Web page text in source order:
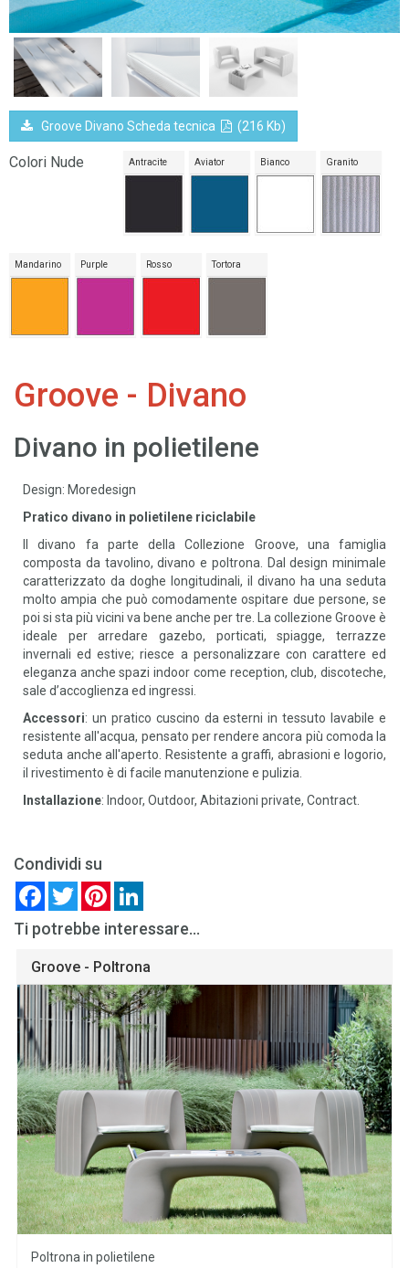
Groove Divano Scheda tecnica (216 Kb)
Colori Nude Antracite Aviator Bianco Granito
Mandarino Purple Rosso Tortora
Groove - Divano
Divano in polietilene
Design: Moredesign
Pratico divano in polietilene riciclabile
Il divano fa parte della Collezione Groove, una famiglia
composta da tavolino, divano e poltrona. Dal design minimale
caratterizzato da doghe longitudinali, il divano ha una seduta
molto ampia che può comodamente ospitare due persone, se
poi si sta più vicini va bene anche per tre. La collezione Groove è
ideale per arredare gazebo, porticati, spiagge, terrazze
invernali ed estive; riesce a personalizzare con carattere ed
eleganza anche spazi indoor come reception, club, discoteche,
sale d’accoglienza ed ingressi.
Accessori: un pratico cuscino da esterni in tessuto lavabile e
resistente all'acqua, pensato per rendere ancora più comoda la
seduta anche all'aperto. Resistente a graffi, abrasioni e logorio,
il rivestimento è di facile manutenzione e pulizia.
Installazione: Indoor, Outdoor, Abitazioni private, Contract.
Condividi su
FacebookTwitter Pinterest
Ti potrebbe interessare...
Groove - Poltrona
Poltrona in polietilene